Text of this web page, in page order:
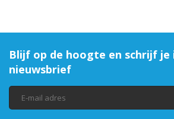
Blijf op de hoogte en schrijf je
nieuwsbrief